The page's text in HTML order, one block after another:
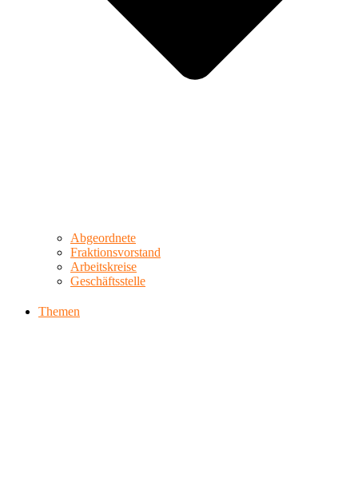
Abgeordnete
Fraktionsvorstand
Arbeitskreise
Geschäftsstelle
Themen